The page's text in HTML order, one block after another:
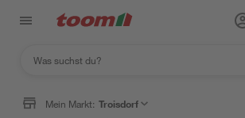
Mein Markt: Troisdorf